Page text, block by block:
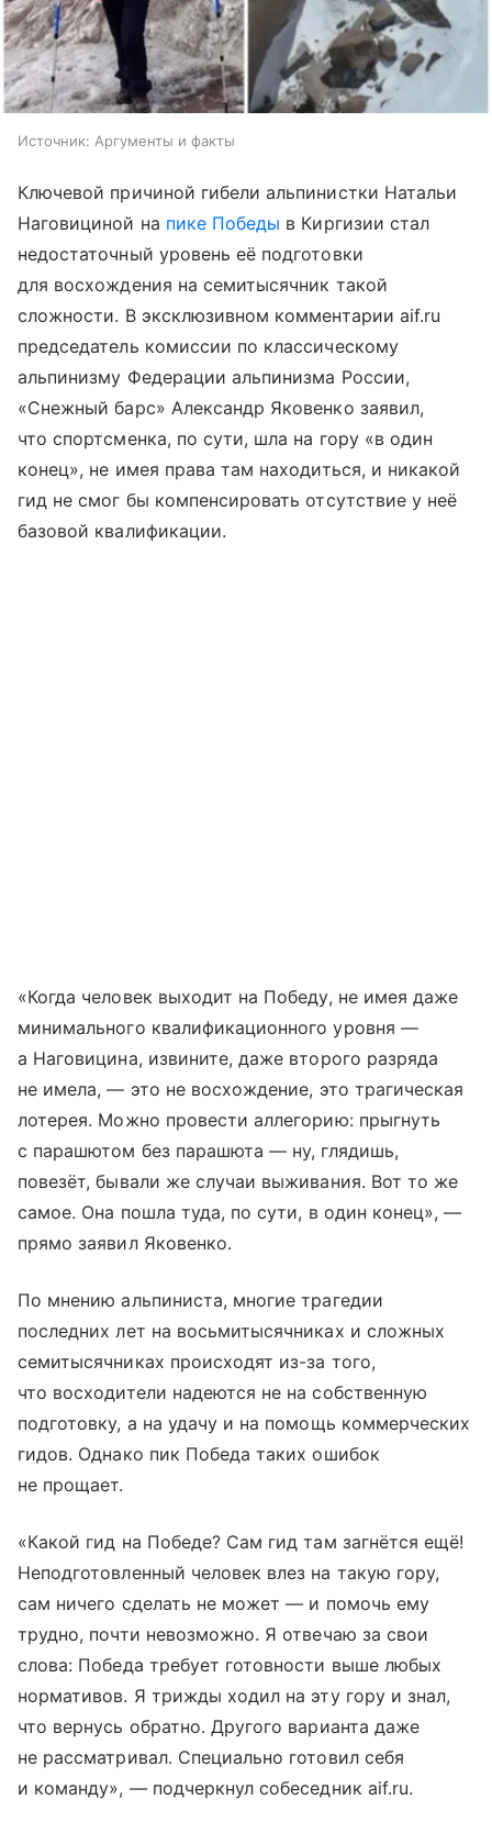
Источник: Аргументы и факты
Ключевой причиной гибели альпинистки Натальи
Наговициной на пике Победы в Киргизии стал
недостаточный уровень её подготовки
для восхождения на семитысячник такой
сложности. В эксклюзивном комментарии aif.ru
председатель комиссии по классическому
альпинизму Федерации альпинизма России,
«Снежный барс» Александр Яковенко заявил,
что спортсменка, по сути, шла на гору «в один
конец», не имея права там находиться, и никакой
гид не смог бы компенсировать отсутствие у неё
базовой квалификации.
«Когда человек выходит на Победу, не имея даже
минимального квалификационного уровня —
а Наговицина, извините, даже второго разряда
не имела, — это не восхождение, это трагическая
лотерея. Можно провести аллегорию: прыгнуть
с парашютом без парашюта — ну, глядишь,
повезёт, бывали же случаи выживания. Вот то же
самое. Она пошла туда, по сути, в один конец», —
прямо заявил Яковенко.
По мнению альпиниста, многие трагедии
последних лет на восьмитысячниках и сложных
семитысячниках происходят из-за того,
что восходители надеются не на собственную
подготовку, а на удачу и на помощь коммерческих
гидов. Однако пик Победа таких ошибок
не прощает.
«Какой гид на Победе? Сам гид там загнётся ещё!
Неподготовленный человек влез на такую гору,
сам ничего сделать не может — и помочь ему
трудно, почти невозможно. Я отвечаю за свои
слова: Победа требует готовности выше любых
нормативов. Я трижды ходил на эту гору и знал,
что вернусь обратно. Другого варианта даже
не рассматривал. Специально готовил себя
и команду», — подчеркнул собеседник aif.ru.